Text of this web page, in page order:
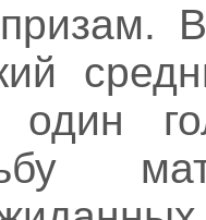
один